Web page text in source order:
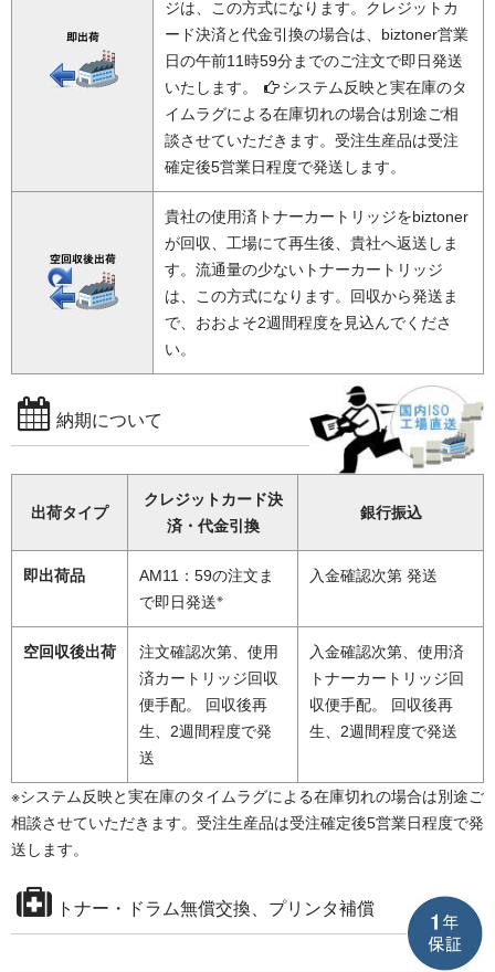
ジは、この方式になります。クレジットカ
ード決済と代金引換の場合は、biztoner営業
日の午前11時59分までのご注文で即日発送
いたします。
システム反映と実在庫のタ
イムラグによる在庫切れの場合は別途ご相
談させていただきます。受注生産品は受注
確定後5営業日程度で発送します。
貴社の使用済トナーカートリッジをbiztoner
が回収、工場にて再生後、貴社へ返送しま
す。流通量の少ないトナーカートリッジ
は、この方式になります。回収から発送ま
で、おおよそ2週間程度を見込んでくださ
い。
納期について
出荷タイプ
クレジットカード決
済・代金引換
銀行振込
即出荷品
AM11：59の注文ま
で即日発送※
入金確認次第 発送
空回収後出荷
注文確認次第、使用
済カートリッジ回収
便手配。 回収後再
生、2週間程度で発
送
入金確認次第、使用済
トナーカートリッジ回
収便手配。 回収後再
生、2週間程度で発送
※システム反映と実在庫のタイムラグによる在庫切れの場合は別途ご
相談させていただきます。受注生産品は受注確定後5営業日程度で発
送します。
トナー・ドラム無償交換、プリンタ補償